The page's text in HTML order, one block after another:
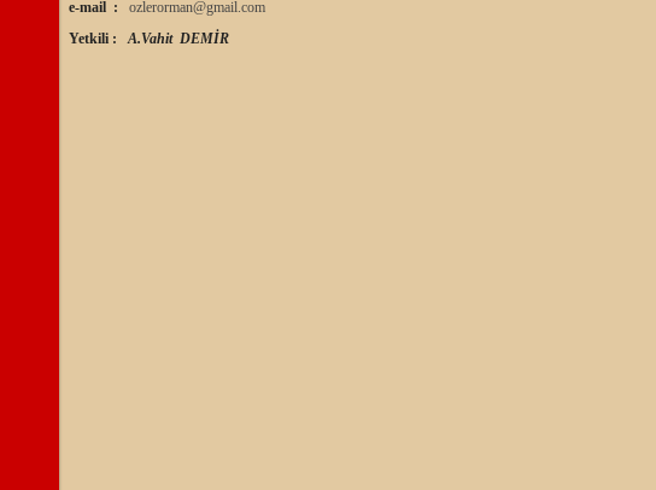
e-mail :
ozlerorman@gmail.com
Yetkili :
A.Vahit DEMİR